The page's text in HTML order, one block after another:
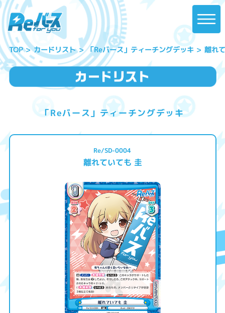
TOP カードリスト 「Reバース」ティーチングデッキ 離れ
「Reバース」ティーチングデッキ
Re/SD-0004
離れていても 圭